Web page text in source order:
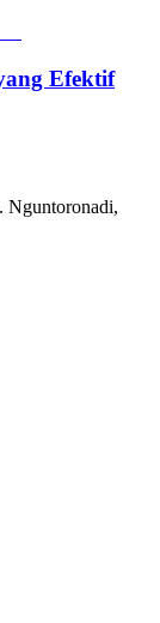
Efektif
Nguntoronadi,